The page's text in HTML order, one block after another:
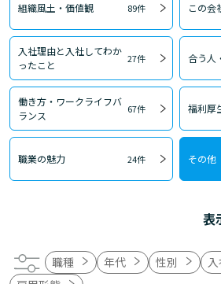
組織風土・価値観 89件 この会
入社理由と入社してわか
ったこと
27件 合う人
働き方・ワークライフバ
ランス
67件 福利厚
職業の魅力 24件 その他
表
職種 年代 性別